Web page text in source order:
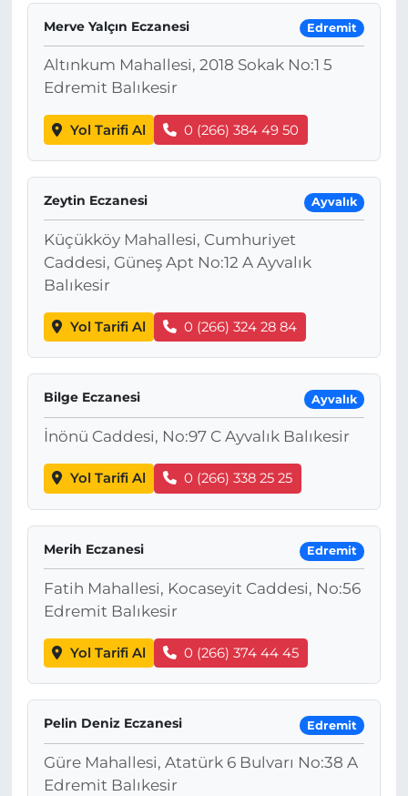
Merve Yalçın Eczanesi Edremit
Altınkum Mahallesi, 2018 Sokak No:1 5
Edremit Balıkesir
Yol Tarifi Al 0 (266) 384 49 50
Zeytin Eczanesi Ayvalık
Küçükköy Mahallesi, Cumhuriyet
Caddesi, Güneş Apt No:12 A Ayvalık
Balıkesir
Yol Tarifi Al 0 (266) 324 28 84
Bilge Eczanesi Ayvalık
İnönü Caddesi, No:97 C Ayvalık Balıkesir
Yol Tarifi Al 0 (266) 338 25 25
Merih Eczanesi Edremit
Fatih Mahallesi, Kocaseyit Caddesi, No:56
Edremit Balıkesir
Yol Tarifi Al 0 (266) 374 44 45
Pelin Deniz Eczanesi Edremit
Güre Mahallesi, Atatürk 6 Bulvarı No:38 A
Edremit Balıkesir